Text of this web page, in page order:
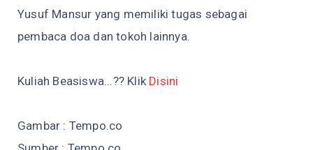
Yusuf Mansur yang memiliki tugas sebagai
pembaca doa dan tokoh lainnya.
Kuliah Beasiswa...?? Klik Disini
Gambar : Tempo.co